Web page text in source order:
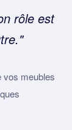
rôle est
vos meubles